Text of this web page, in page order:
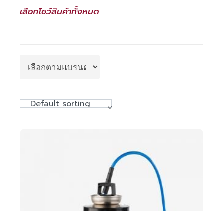
เลือกโชว์สินค้าทั้งหมด